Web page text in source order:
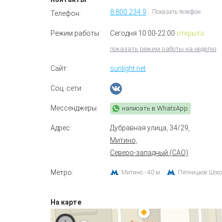
Телефон:
Показать телефон
Режим работы: Сегодня 10:00-22:00 открыто
показать режим работы на неделю
Сайт: sunlight.net
Соц. сети:
Мессенджеры: написать в WhatsApp
Адрес: Дубравная улица, 34/29
Митино,
Северо-западный (САО)
Метро: Митино - 40 м. Пятницкое
На карте